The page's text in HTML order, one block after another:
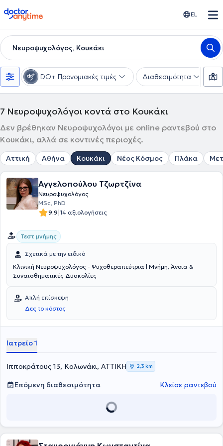
doctoranytime EL
Νευροψυχολόγος, Κουκάκι
DO+ Προνομιακές τιμές Διαθεσιμότητα
7 Νευροψυχολόγοι κοντά στο Κουκάκι
Δεν βρέθηκαν Νευροψυχολόγοι με online ραντεβού στο
Κουκάκι, αλλά σε κοντινές περιοχές.
Αττική Αθήνα Κουκάκι Νέος Κόσμος Πλάκα
Αγγελοπούλου Τζωρτζίνα
Νευροψυχολόγος
MSc, PhD
9.9|14 αξιολογήσεις
Τεστ μνήμης
Σχετικά με την ειδικό
Κλινική Νευροψυχολόγος - Ψυχοθεραπεύτρια | Μνήμη, Άνοια &
Συναισθηματικές Δυσκολίες
Απλή επίσκεψη
Δες το κόστος
Ιατρείο 1
Ιπποκράτους 13, Κολωνάκι, ΑΤΤΙΚΗ 2,3 km
Επόμενη διαθεσιμότητα Κλείσε ραντεβού